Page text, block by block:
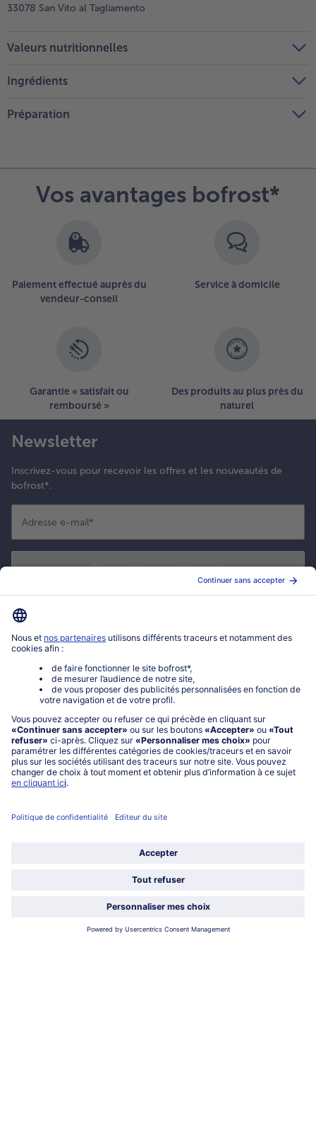
33078 San Vito al Tagliamento
Valeurs nutritionnelles
Ingrédients
Préparation
Vos avantages bofrost*
Paiement effectué auprès du
vendeur-conseil
Service à domicile
Garantie « satisfait ou
remboursé »
Des produits au plus près du
naturel
Newsletter
Inscrivez-vous pour recevoir les offres et les nouveautés de
bofrost*.
Adresse e-mail*
S'enregistrer maintenant
Mon compte bofrost*
service@bofrost.fr
0801 902 406
Lu-Ve : 9h - 20h (appel non surtaxé)